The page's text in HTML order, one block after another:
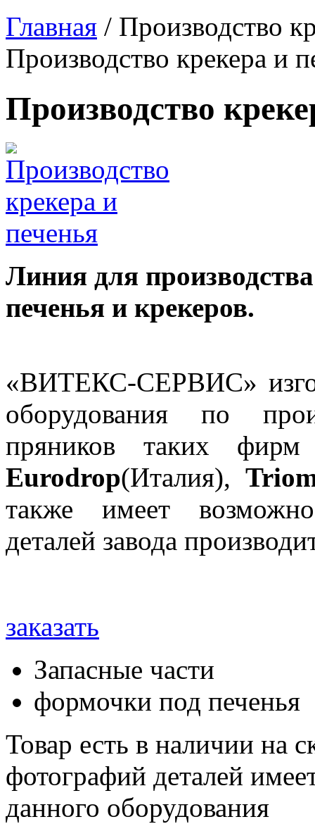
Главная / Производство
Производство крекера и
Производство
Линия для
печенья и крекеров.
«ВИТЕКС-СЕРВИС»
оборудования по
пряников таких
Eurodrop(Италия),
также имеет
деталей завода
заказать
Запасные части
формочки под печенья
Товар есть в наличии на
фотографий деталей
данного оборудования